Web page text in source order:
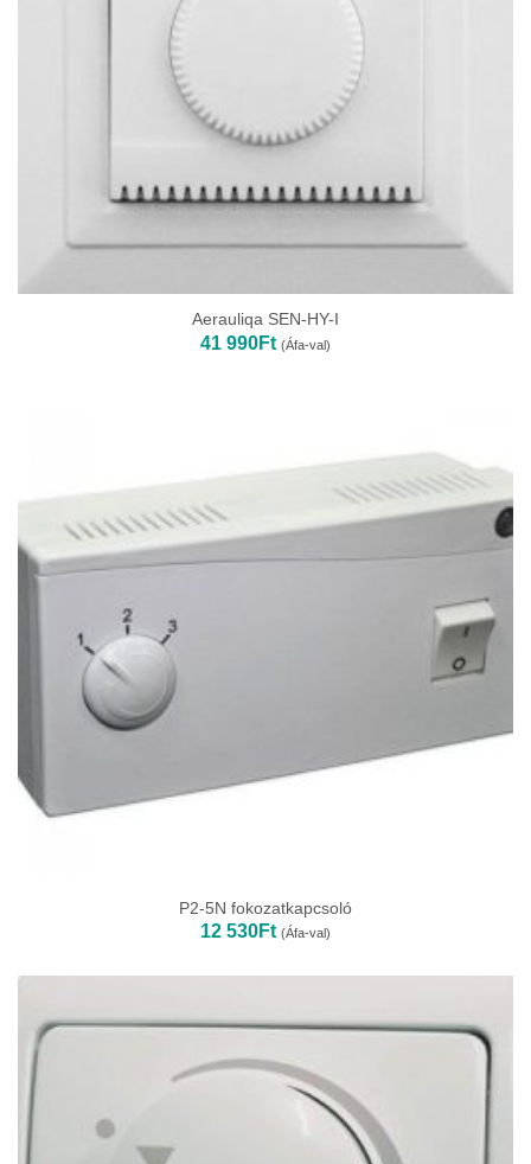
Aerauliqa SEN-HY-I
41 990Ft (Áfa-val)
P2-5N fokozatkapcsoló
12 530Ft (Áfa-val)